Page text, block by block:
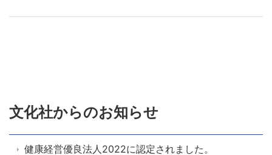
文化社からのお知らせ
健康経営優良法人2022に認定されました。